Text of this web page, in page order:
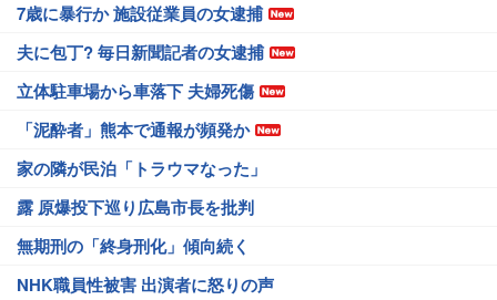
7歳に暴行か 施設従業員の女逮捕
夫に包丁? 毎日新聞記者の女逮捕
立体駐車場から車落下 夫婦死傷
「泥酔者」熊本で通報が頻発か
家の隣が民泊「トラウマなった」
露 原爆投下巡り広島市長を批判
無期刑の「終身刑化」傾向続く
NHK職員性被害 出演者に怒りの声